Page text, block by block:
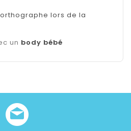
lors de la
un body bébé